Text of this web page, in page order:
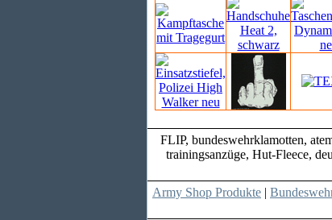
FLIP, bundeswehrklamotten,
trainingsanzüge, Hut-Fleece,
Army Shop Produkte |